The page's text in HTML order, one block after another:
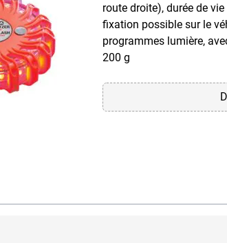
route droite), durée de
fixation possible sur le
programmes lumière,
200 g